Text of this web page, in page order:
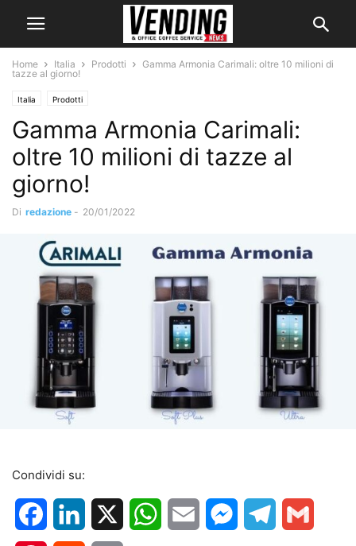
Home Italia Prodotti
Gamma Armonia Carimali: oltre 10 milioni di
tazze al giorno!
Italia Prodotti
Gamma Armonia Carimali:
oltre 10 milioni di tazze al
giorno!
Di redazione - 20/01/2022
Condividi su:
FacebookLinkedIn WhatsApp
Email MessengerTelegram